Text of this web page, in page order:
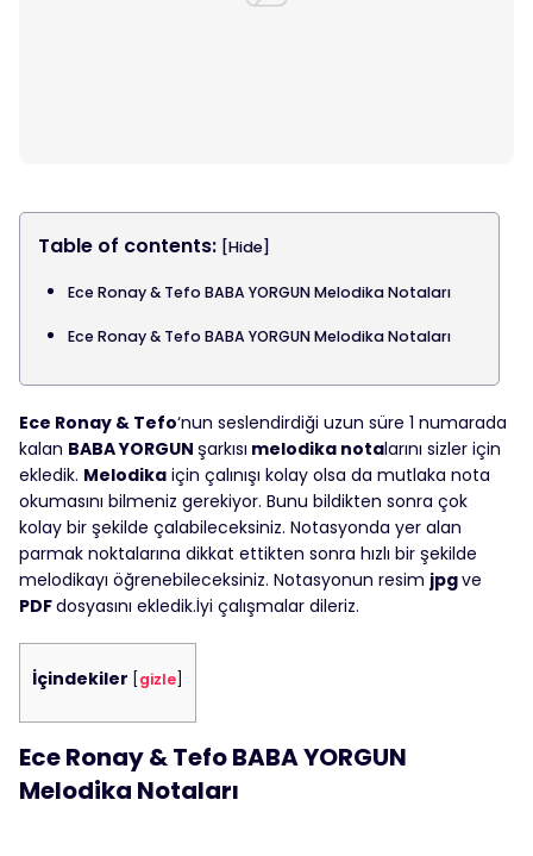
Table of contents: [Hide]
Ece Ronay & Tefo BABA YORGUN Melodika Notaları
Ece Ronay & Tefo BABA YORGUN Melodika Notaları
Ece Ronay & Tefo‘nun seslendirdiği uzun süre 1 numarada
kalan BABA YORGUN şarkısı melodika notalarını sizler için
ekledik. Melodika için çalınışı kolay olsa da mutlaka nota
okumasını bilmeniz gerekiyor. Bunu bildikten sonra çok
kolay bir şekilde çalabileceksiniz. Notasyonda yer alan
parmak noktalarına dikkat ettikten sonra hızlı bir şekilde
melodikayı öğrenebileceksiniz. Notasyonun resim jpgve
PDFdosyasını ekledik.İyi çalışmalar dileriz.
İçindekiler gizle
Ece Ronay & Tefo BABA YORGUN
Melodika Notaları